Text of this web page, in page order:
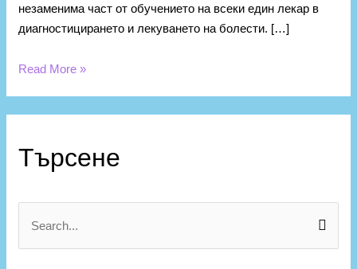
незаменима част от обучението на всеки един лекар в
диагностицирането и лекуването на болести. […]
Read More »
Търсене
e
а